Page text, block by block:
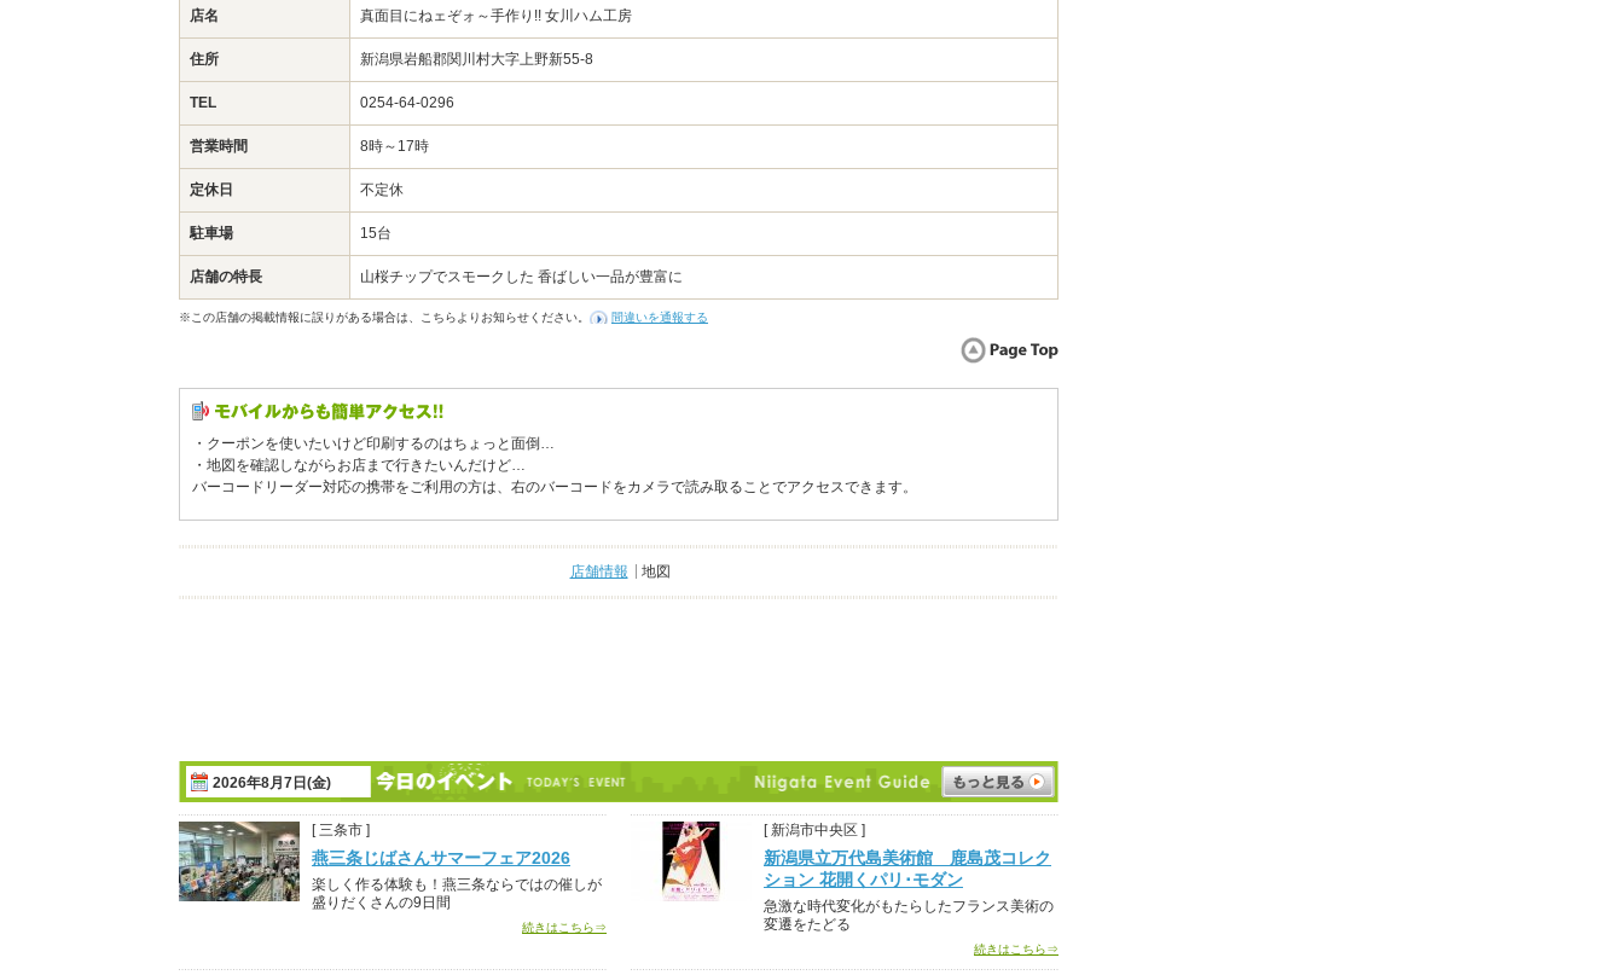
店名 真面目にねェぞォ～手作り!! 女川ハム工房
住所 新潟県岩船郡関川村大字上野新55-8
TEL 0254-64-0296
営業時間 8時～17時
定休日 不定休
駐車場 15台
店舗の特長 山桜チップでスモークした 香ばしい一品が豊富に
※この店舗の掲載情報に誤りがある場合は、こちらよりお知らせください。 間違いを通報する
・クーポンを使いたいけど印刷するのはちょっと面倒…
・地図を確認しながらお店まで行きたいんだけど…
バーコードリーダー対応の携帯をご利用の方は、右のバーコードをカメラで読み取ることでアクセスできます。
店舗情報 地図
2026年8月7日(金)
[ 三条市 ]
燕三条じばさんサマーフェア2026
楽しく作る体験も！燕三条ならではの催しが
盛りだくさんの9日間
続きはこちら⇒
[ 新潟市中央区 ]
新潟県立万代島美術館 鹿島茂コレク
ション 花開くパリ･モダン
急激な時代変化がもたらしたフランス美術の
変遷をたどる
続きはこちら⇒